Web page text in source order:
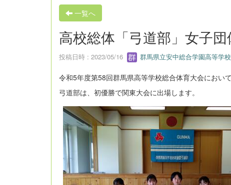
一覧へ
高校総体「弓道部」女子
投稿日時 : 2023/05/16 群馬県立安中総合学園高等学
令和5年度第58回群馬県高等学校総合体育大会におい
弓道部は、初優勝で関東大会に出場します。